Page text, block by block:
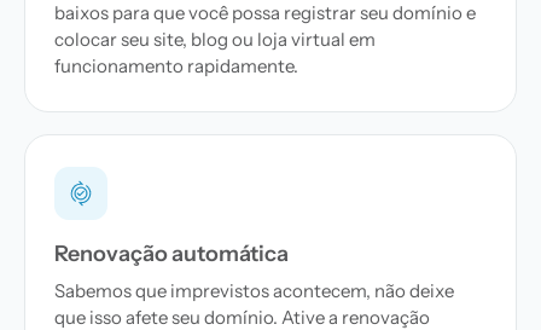
baixos para que você possa registrar seu domínio e
colocar seu site, blog ou loja virtual em
funcionamento rapidamente.
Renovação automática
Sabemos que imprevistos acontecem, não deixe
que isso afete seu domínio. Ative a renovação